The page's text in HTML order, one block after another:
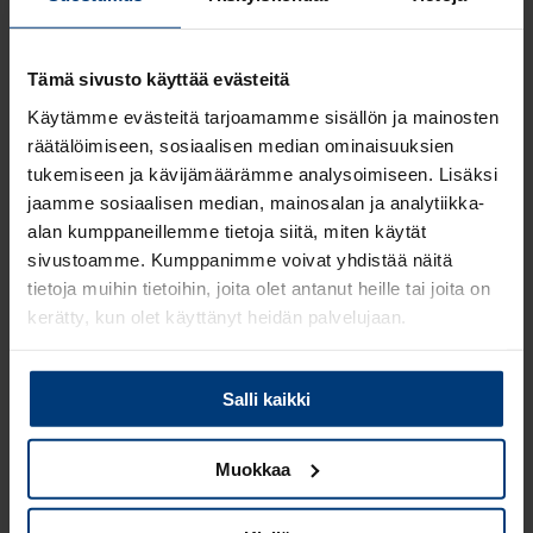
Tämä sivusto käyttää evästeitä
Käytämme evästeitä tarjoamamme sisällön ja mainosten
räätälöimiseen, sosiaalisen median ominaisuuksien
tukemiseen ja kävijämäärämme analysoimiseen. Lisäksi
jaamme sosiaalisen median, mainosalan ja analytiikka-
alan kumppaneillemme tietoja siitä, miten käytät
sivustoamme. Kumppanimme voivat yhdistää näitä
tietoja muihin tietoihin, joita olet antanut heille tai joita on
kerätty, kun olet käyttänyt heidän palvelujaan.
LueTietosuojaehdoistammelisää siitä keitä olemme,
miten voit ottaa meihin yhteyttä ja miten käsittelemme
henkilökohtaisia tietojasi.
Salli kaikki
Muokkaa
kierrätät laskut ja siirrät ne halutessasi
toiminnanohjausjärjestelmään.
Lue lisää
Heeros Myyntilaskut
Varmistat laskujen siirtymisen asiakkaille
kansainvälisten verkkolaskustandardien
mukaisesti. Varmistamme puolestasi aina